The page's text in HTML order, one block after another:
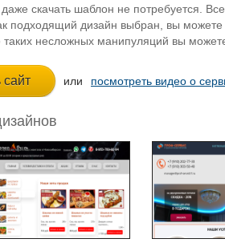
скачать шаблон не потребуется.
подходящий дизайн выбран, вы можете
таких несложных манипуляций вы
или посмотреть видео о